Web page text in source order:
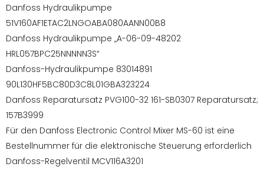
Danfoss Hydraulikpumpe
51V160AF1ETAC2LNGOABA080AANN00B8
Danfoss Hydraulikpumpe „A-06-09-48202
HRL057BPC25NNNNN3S“
Danfoss-Hydraulikpumpe 83014891
90L130HF5BC80D3C8L01GBA323224
Danfoss Reparatursatz PVG100-32 161-SB0307 Reparatursatz;
157B3999
Für den Danfoss Electronic Control Mixer MS-60 ist eine
Bestellnummer für die elektronische Steuerung erforderlich
Danfoss-Regelventil MCV116A3201